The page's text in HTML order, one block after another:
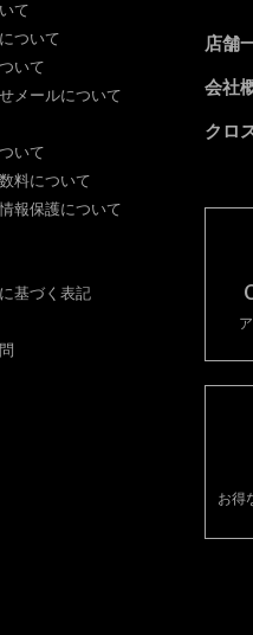
て
ついて
いて
メールについて
いて
料について
報保護について
基づく表記
店舗
会社
クロ
お得